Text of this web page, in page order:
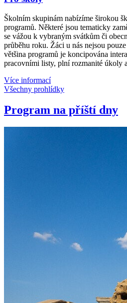
Školním skupinám nabízíme širokou
programů. Některé jsou tematicky
se vážou k vybraným svátkům či
průběhu roku. Žáci u nás nejsou
většina programů je koncipována
pracovními listy, plní rozmanité úkoly
Více informací
Všechny prohlídky
Program na příští dny